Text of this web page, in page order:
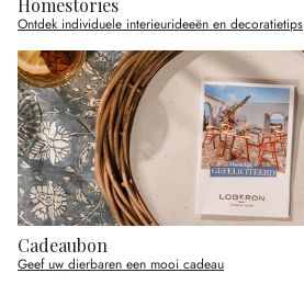
Homestories
Ontdek individuele interieurideeën en decoratietips
Cadeaubon
Geef uw dierbaren een mooi cadeau